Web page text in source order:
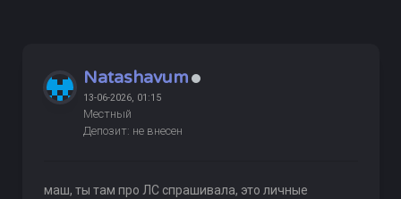
Natashavum
13-06-2026, 01:15
Местный
Депозит: не внесен
маш, ты там про ЛС спрашивала, это личные